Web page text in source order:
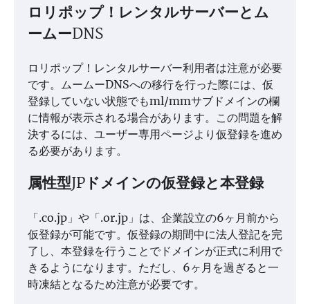
ロリポップ！レンタルサーバーとム
ームーDNS
ロリポップ！レンタルサーバー利用者は注意が必要
です。ムームーDNSへの移行を行った際には、仮
登録していない状態でもml/mmサブドメインの欄
に情報が表示される場合があります。この問題を解
決するには、ユーザー専用ページより仮登録を進め
る必要があります。
属性型JPドメインの仮登録と本登録
「.co.jp」や「.or.jp」は、企業設立の6ヶ月前から
仮登録が可能です。仮登録の期間中に法人登記を完
了し、本登録を行うことでドメインが正式に利用で
きるようになります。ただし、6ヶ月を過ぎると一
時凍結となるため注意が必要です。